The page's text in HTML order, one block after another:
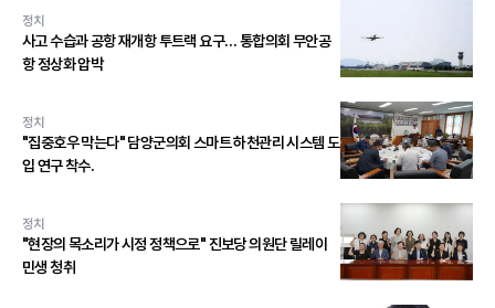
정치
사고 수습과 공항 재개항 투트랙 요구… 통합의회 무안공
항 정상화 압박
정치
"집중호우 막는다" 담양군의회 스마트 하천관리 시스템 도
입 연구 착수.
정치
"현장의 목소리가 시정 정책으로" 진보당 의원단 릴레이
민생 청취